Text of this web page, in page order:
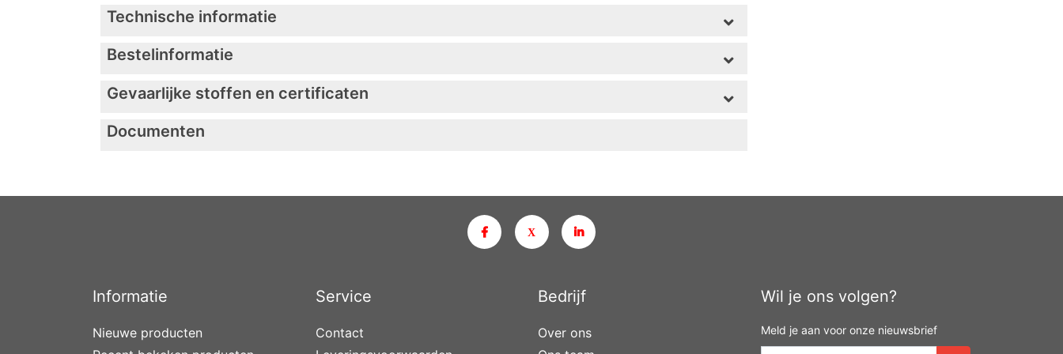
Technische informatie
Bestelinformatie
Gevaarlijke stoffen en certificaten
Documenten
Informatie
Nieuwe producten
Service
Contact
Bedrijf
Over ons
Wil je ons volgen?
Meld je aan voor onze nieuwsbrief